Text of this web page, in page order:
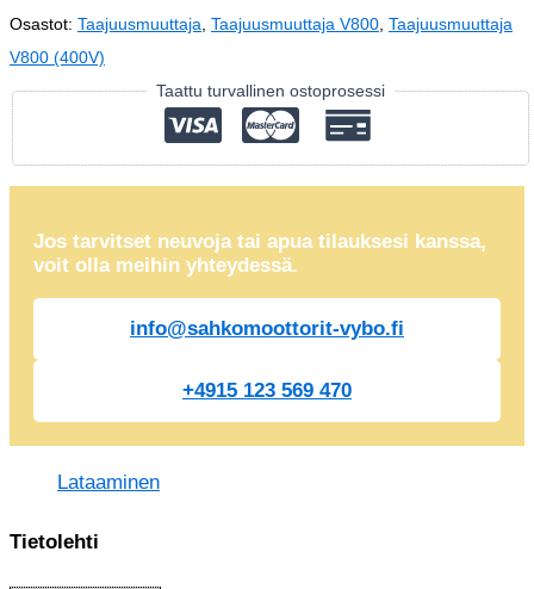
Osastot: Taajuusmuuttaja Taajuusmuuttaja V800 Taajuusmuuttaja
V800 (400V)
Taattu turvallinen ostoprosessi
Jos tarvitset neuvoja tai apua tilauksesi kanssa,
voit olla meihin yhteydessä.
info@sahkomoottorit-vybo.fi
+4915 123 569 470
Lataaminen
Tietolehti